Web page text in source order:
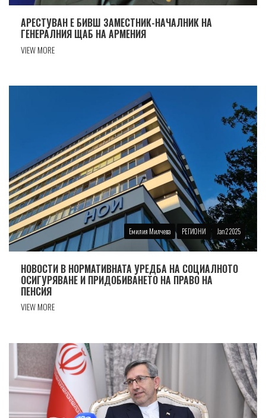
АРЕСТУВАН Е БИВШ ЗАМЕСТНИК-НАЧАЛНИК НА
ГЕНЕРАЛНИЯ ЩАБ НА АРМЕНИЯ
VIEW MORE
Емилия Милчева РЕГИОНИ Jan 2 2025
НОВОСТИ В НОРМАТИВНАТА УРЕДБА НА СОЦИАЛНОТО
ОСИГУРЯВАНЕ И ПРИДОБИВАНЕТО НА ПРАВО НА
ПЕНСИЯ
VIEW MORE